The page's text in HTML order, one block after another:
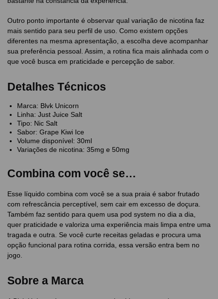
Outro ponto importante é observar qual variação de nicotina faz
mais sentido para seu perfil de uso. Como existem opções
diferentes na mesma apresentação, a escolha deve acompanhar
sua preferência pessoal. Assim, a rotina fica mais alinhada com o
que você busca em praticidade e percepção de sabor.
Detalhes Técnicos
Marca: Blvk Unicorn
Linha: Just Juice Salt
Tipo: Nic Salt
Sabor: Grape Kiwi Ice
Volume disponível: 30ml
Variações de nicotina: 35mg e 50mg
Combina com você se…
Esse líquido combina com você se a sua praia é sabor frutado
com refrescância perceptível, sem cair em excesso de doçura.
Também faz sentido para quem usa pod system no dia a dia,
quer praticidade e valoriza uma experiência mais limpa entre uma
tragada e outra. Se você curte receitas geladas e procura uma
opção funcional para rotina corrida, essa versão entra bem no
jogo.
Sobre a Marca